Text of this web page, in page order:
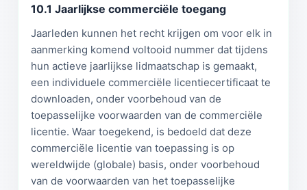
10.1 Jaarlijkse commerciële toegang
Jaarleden kunnen het recht krijgen om voor elk in
aanmerking komend voltooid nummer dat tijdens
hun actieve jaarlijkse lidmaatschap is gemaakt,
een individuele commerciële licentiecertificaat te
downloaden, onder voorbehoud van de
toepasselijke voorwaarden van de commerciële
licentie. Waar toegekend, is bedoeld dat deze
commerciële licentie van toepassing is op
wereldwijde (globale) basis, onder voorbehoud
van de voorwaarden van het toepasselijke